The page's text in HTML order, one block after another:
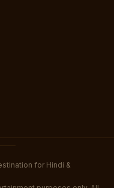
for Hindi &